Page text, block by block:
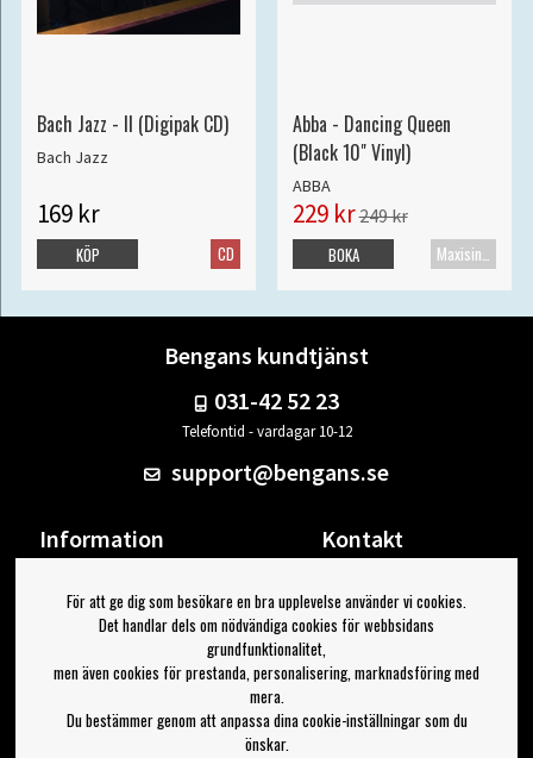
Bach Jazz - II (Digipak CD)
Bach Jazz
169 kr
CD
KÖP
Abba - Dancing Queen
(Black 10" Vinyl)
ABBA
229 kr249 kr
Maxisingel
BOKA
Bengans kundtjänst
031-42 52 23
Telefontid - vardagar 10-12
support@bengans.se
Information
Om Bengans
FAQ / Köp- & Leveransvillkor
Kontakt
Din sida
Logga ut
Jag vill ha tips från Bengans
För att ge dig som besökare en bra upplevelse använder vi cookies.
Det handlar dels om nödvändiga cookies för webbsidans
grundfunktionalitet,
men även cookies för prestanda, personalisering, marknadsföring med
mera.
Du bestämmer genom att anpassa dina cookie-inställningar som du
önskar.